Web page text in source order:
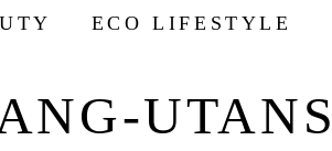
ECO LIFESTYLE
UTANS